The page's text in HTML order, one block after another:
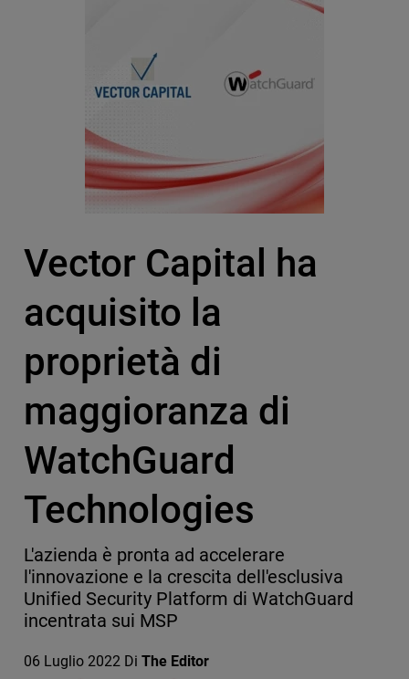
Vector Capital ha
acquisito la
proprietà di
maggioranza di
WatchGuard
Technologies
L'azienda è pronta ad accelerare
l'innovazione e la crescita dell'esclusiva
Unified Security Platform di WatchGuard
incentrata sui MSP
06 Luglio 2022 Di The Editor